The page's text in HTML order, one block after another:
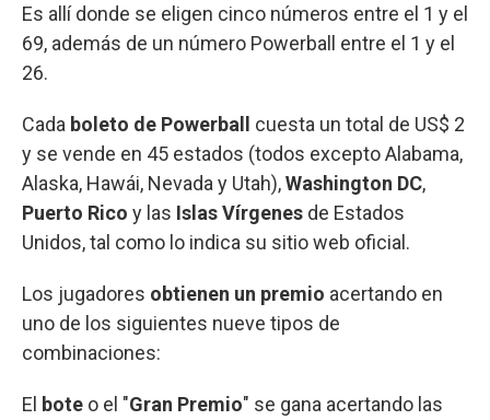
Es allí donde se eligen cinco números entre el 1 y el
69, además de un número Powerball entre el 1 y el
26.
Cada boleto de Powerball
cuesta un total de US$ 2
y se vende en 45 estados (todos excepto Alabama,
Alaska, Hawái, Nevada y Utah),Washington DC,
Puerto Rico y las Islas Vírgenes de Estados
Unidos, tal como lo indica su sitio web oficial.
Los jugadores obtienen un premio acertando en
uno de los siguientes nueve tipos de
combinaciones:
El bote o el "Gran Premio" se gana acertando las